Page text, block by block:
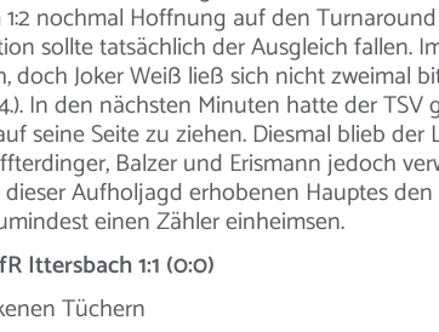
nochmal Hoffnung auf den
sollte tatsächlich der Ausgleich fallen.
doch Joker Weiß ließ sich nicht zweimal
In den nächsten Minuten hatte der TSV
seine Seite zu ziehen. Diesmal blieb
Balzer und Erismann jedoch
Aufholjagd erhobenen Hauptes
einen Zähler einheimsen.
Ittersbach 1:1 (0:0)
Tüchern